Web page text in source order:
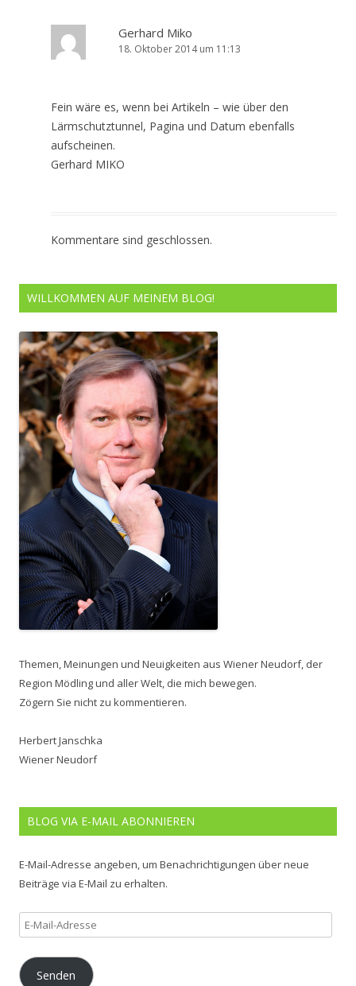
Gerhard Miko
18. Oktober 2014 um 11:13
Fein wäre es, wenn bei Artikeln – wie über den
Lärmschutztunnel, Pagina und Datum ebenfalls
aufscheinen.
Gerhard MIKO
Kommentare sind geschlossen.
WILLKOMMEN AUF MEINEM BLOG!
Themen, Meinungen und Neuigkeiten aus Wiener Neudorf, der
Region Mödling und aller Welt, die mich bewegen.
Zögern Sie nicht zu kommentieren.
Herbert Janschka
Wiener Neudorf
BLOG VIA E-MAIL ABONNIEREN
E-Mail-Adresse angeben, um Benachrichtigungen über neue
Beiträge via E-Mail zu erhalten.
E-
Mail-
Adresse
Senden